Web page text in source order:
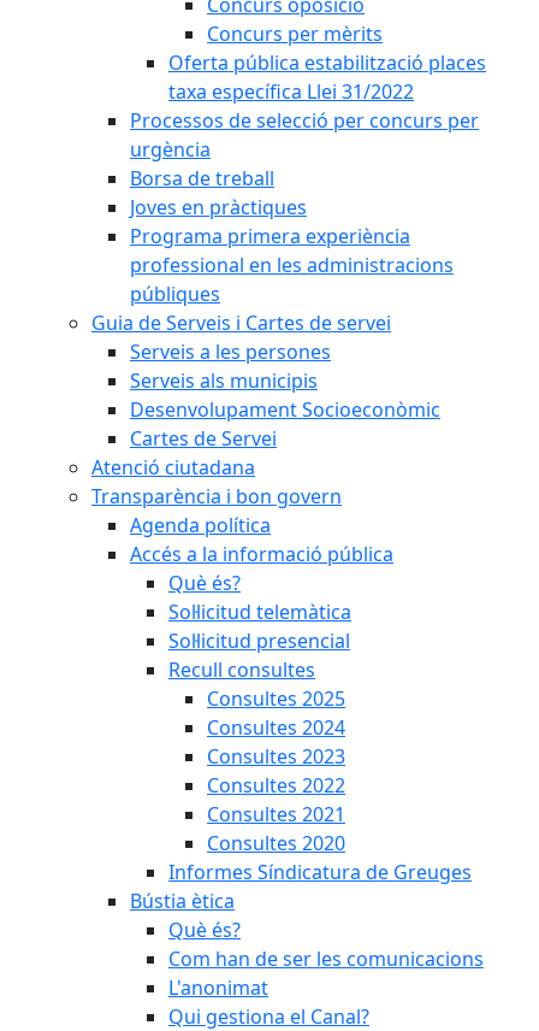
Concurs per mèrits
Oferta pública estabilització places
taxa específica Llei 31/2022
Processos de selecció per concurs per
urgència
Borsa de treball
Joves en pràctiques
Programa primera experiència
professional en les administracions
públiques
Guia de Serveis i Cartes de servei
Serveis a les persones
Serveis als municipis
Desenvolupament Socioeconòmic
Cartes de Servei
Atenció ciutadana
Transparència i bon govern
Agenda política
Accés a la informació pública
Què és?
Sol·licitud telemàtica
Sol·licitud presencial
Recull consultes
Consultes 2025
Consultes 2024
Consultes 2023
Consultes 2022
Consultes 2021
Consultes 2020
Informes Síndicatura de Greuges
Bústia ètica
Què és?
Com han de ser les comunicacions
L'anonimat
Qui gestiona el Canal?